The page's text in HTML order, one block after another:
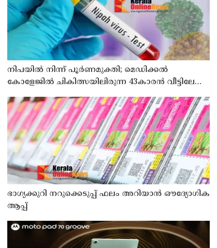
നിപയിൽ നിന്ന് പൂർണമുക്തി; മെഡിക്കൽ
കോളേജിൽ ചികിത്സയിലിരുന്ന 43കാരൻ വീട്ടിലേക്ക്
ഭാഗ്യക്കുറി നറുക്കെടുപ്പ് ഫലം അറിയാൻ ഔദ്യോഗിക
ആപ്പ്